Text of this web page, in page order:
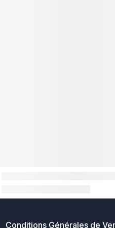
Conditions Générales de